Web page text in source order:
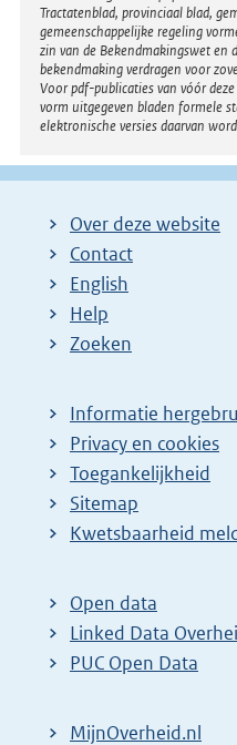
Tractatenblad, provinciaal blad,
gemeenschappelijke regeling
zin van de Bekendmakingswet en
bekendmaking verdragen voor
Voor pdf-publicaties van vóór
vorm uitgegeven bladen formele
elektronische versies daarvan
Over deze website
Contact
English
Help
Zoeken
Informatie
Privacy en cookies
Toegankelijkheid
Sitemap
E
t
e
r
Kwetsbaarheid
Open data
Linked Data
PUC Open Data
MijnOverheid.nl